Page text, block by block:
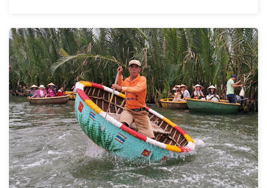
【越捷航空】中越雙城經典6日
全程無購物站
巴拿山佛手橋、迦南島竹籃船、船遊會
安、越式下午茶+奧黛體驗、海鮮龍蝦饗宴